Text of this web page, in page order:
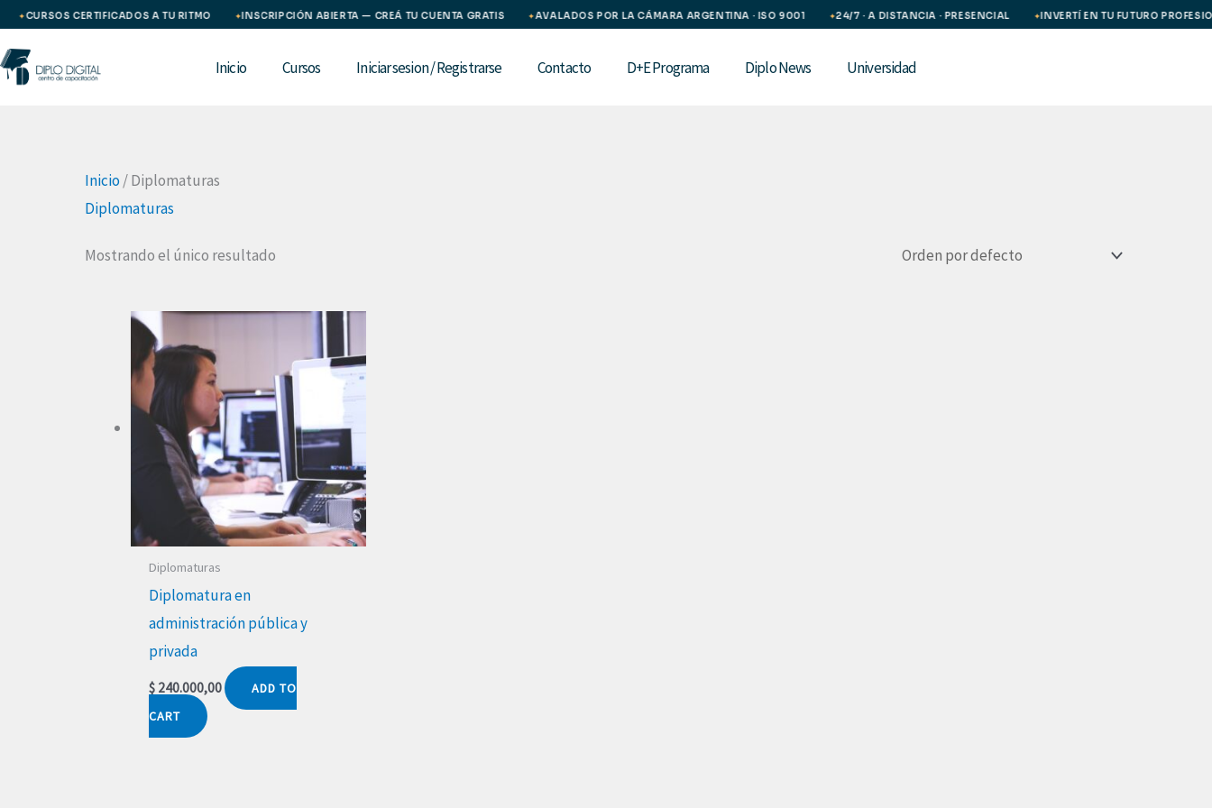
contenido
CURSOS CERTIFICADOS A TU RITMO INSCRIPCIÓN ABIERTA — CREÁ TU CUENTA GRATIS AVALADOS POR LA CÁMARA ARGENTINA · ISO 9001 24/7 · A DISTANCIA · PRESENCIAL INVERTÍ EN TU FUTURO
Inicio Cursos Iniciar sesion / Registrarse Contacto D+E Programa Diplo News Universidad
Inicio/ Diplomaturas
Diplomaturas
Mostrando el único resultado
Diplomaturas
Diplomatura en
administración pública y
privada
$ 240.000,00
ADD TO
CART